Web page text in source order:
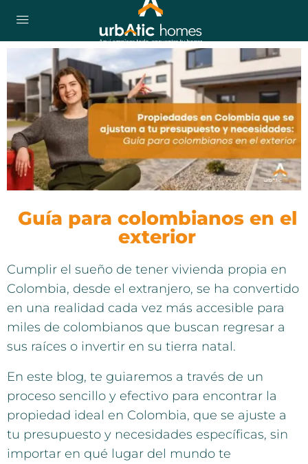
Guía para colombianos en el
exterior
Cumplir el sueño de tener vivienda propia en
Colombia, desde el extranjero, se ha convertido
en una realidad cada vez más accesible para
miles de colombianos que buscan regresar a
sus raíces o invertir en su tierra natal.
En este blog, te guiaremos a través de un
proceso sencillo y efectivo para encontrar la
propiedad ideal en Colombia, que se ajuste a
tu presupuesto y necesidades específicas, sin
importar en qué lugar del mundo te